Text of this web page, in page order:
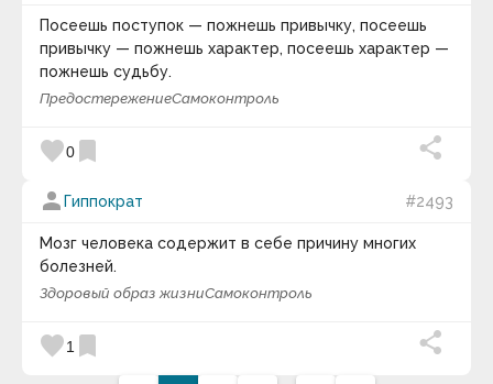
Посеешь поступок — пожнешь привычку, посеешь
привычку — пожнешь характер, посеешь характер —
пожнешь судьбу.
ПредостережениеСамоконтроль
favorite0 bookmark
person Гиппократ #2493
Мозг человека содержит в себе причину многих
болезней.
Здоровый образ жизниСамоконтроль
favorite1
bookmark